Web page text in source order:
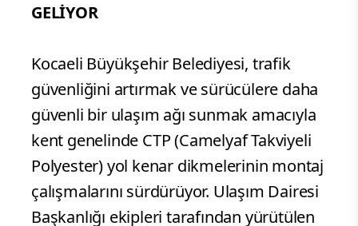
GELİYOR
Kocaeli Büyükşehir Belediyesi, trafik
güvenliğini artırmak ve sürücülere daha
güvenli bir ulaşım ağı sunmak amacıyla
kent genelinde CTP (Camelyaf Takviyeli
Polyester) yol kenar dikmelerinin montaj
çalışmalarını sürdürüyor. Ulaşım Dairesi
Başkanlığı ekipleri tarafından yürütülen